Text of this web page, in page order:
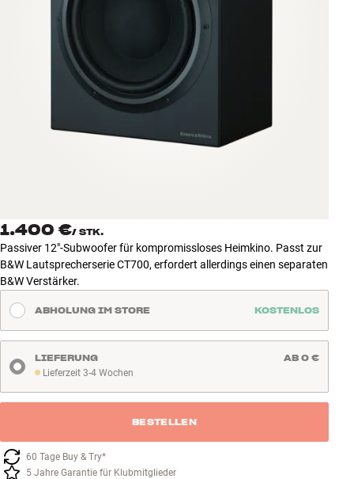
Zubehör
INSPIRATION
MARKEN
NEUHEITEN
Kundendienst
Anmelden
Kundendienst
Bauen mit Klang
1.400 €/ STK.
Passiver 12"-Subwoofer für kompromissloses Heimkino. Passt zur
B&W Lautsprecherserie CT700, erfordert allerdings einen separaten
B&W Verstärker.
ABHOLUNG IM STORE KOSTENLOS
Lieferzeit 3-4 Wochen
Lieferzeit 3-4 Wochen
LIEFERUNG AB 0 €
BESTELLEN
60 Tage Buy & Try*
5 Jahre Garantie für Klubmitglieder